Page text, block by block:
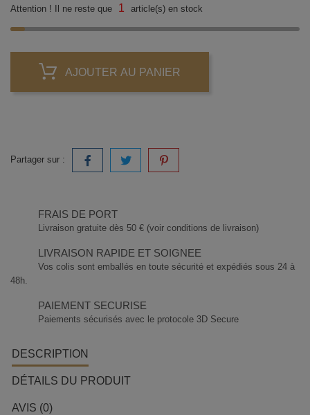
Attention ! Il ne reste que 1 article(s) en stock
AJOUTER AU PANIER
Partager sur :
FRAIS DE PORT
Livraison gratuite dès 50 € (voir conditions de livraison)
LIVRAISON RAPIDE ET SOIGNEE
Vos colis sont emballés en toute sécurité et expédiés sous 24 à
48h.
PAIEMENT SECURISE
Paiements sécurisés avec le protocole 3D Secure
DESCRIPTION
DÉTAILS DU PRODUIT
AVIS (0)